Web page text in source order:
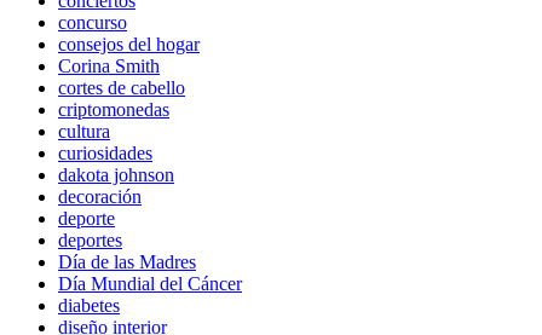
concurso
consejos del hogar
Corina Smith
cortes de cabello
criptomonedas
cultura
curiosidades
dakota johnson
decoración
deporte
deportes
Día de las Madres
Día Mundial del Cáncer
diabetes
diseño interior